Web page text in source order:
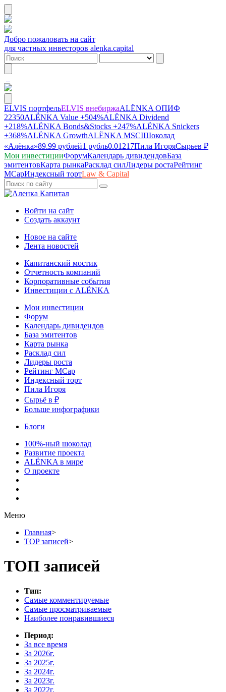
Добро пожаловать на сайт
для частных инвесторов alenka.capital
ELVIS портфельELVIS внебиржаALЁNKA ОПИФ
22350ALЁNKA Value +504%ALЁNKA Dividend
+218%ALЁNKA Bonds&Stocks +247%ALЁNKA Snickers
+368%ALЁNKA GrowthALЁNKA MSCIШоколад
«Алёнка»89.99 рублей1 рубль0.01217Пила ИгоряСырьев ₽
Мои инвестицииФорумКалендарь дивидендовБаза
эмитентовКарта рынкаРасклад силЛидеры ростаРейтинг
MCapИндексный тортLaw & Capital
Войти на сайт
Создать аккаунт
Новое на сайте
Лента новостей
Капитанский мостик
Отчетность компаний
Корпоративные события
Инвестиции с ALЁNKA
Мои инвестиции
Форум
Календарь дивидендов
База эмитентов
Карта рынка
Расклад сил
Лидеры роста
Рейтинг MCap
Индексный торт
Пила Игоря
Сырьё в ₽
Больше инфографики
Блоги
100%-ный шоколад
Развитие проекта
ALЁNKA в мире
О проекте
Меню
Главная>
TOP записей>
ТОП записей
Тип:
Самые комментируемые
Самые просматриваемые
Наиболее понравившиеся
Период:
За все время
За 2026г.
За 2025г.
За 2024г.
За 2023г.
За 2022г.